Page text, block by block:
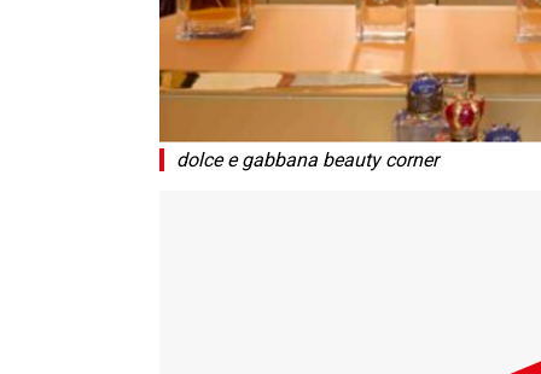
dolce e gabbana beauty corner